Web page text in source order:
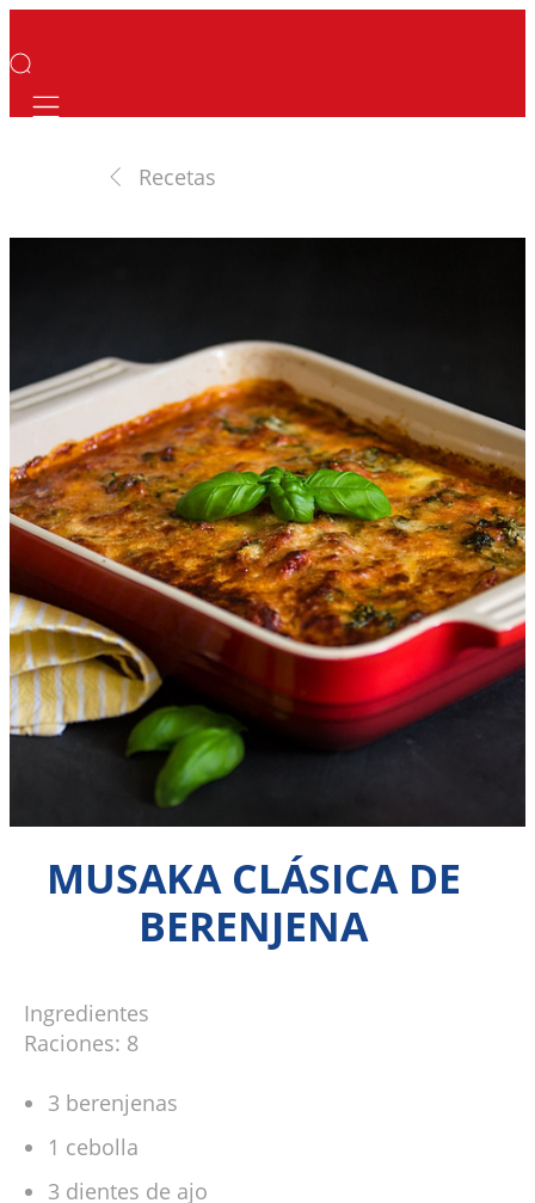
Mobile navigation
Recetas
MUSAKA CLÁSICA DE
BERENJENA
Ingredientes
Raciones: 8
3 berenjenas
1 cebolla
3 dientes de ajo